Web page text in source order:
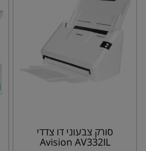
סורק צבעוני דו צדדי
Avision AV332IL